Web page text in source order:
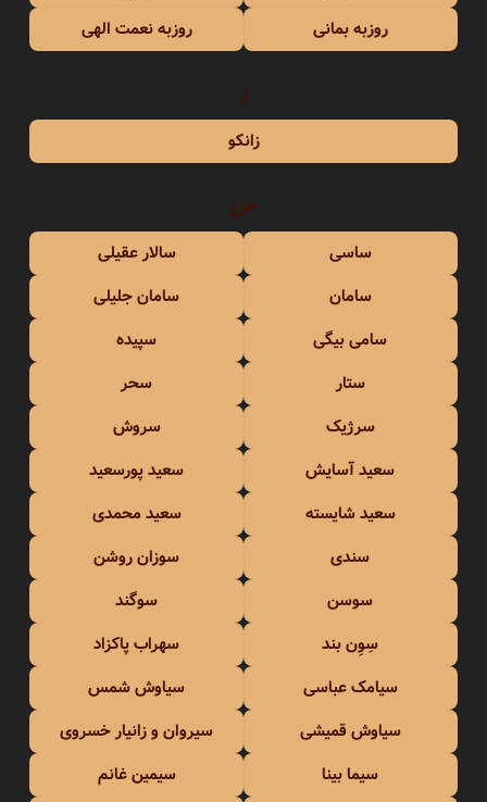
روزبه بمانی
روزبه نعمت الهی
ز
زانکو
س
ساسی
سالار عقیلی
سامان
سامان جلیلی
سامی بیگی
سپیده
ستار
سحر
سرژیک
سروش
سعید آسایش
سعید پورسعید
سعید شایسته
سعید محمدی
سندی
سوزان روشن
سوسن
سوگند
سِوِن بند
سهراب پاکزاد
سیامک عباسی
سیاوش شمس
سیاوش قمیشی
سیروان و زانیار خسروی
سیما بینا
سیمین غانم